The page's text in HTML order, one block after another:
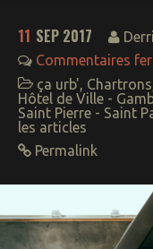
11 SEP 2017
Commentaires
ça urb' Chartrons
Hôtel de Ville -
Saint Pierre - Saint
les articles
Permalink